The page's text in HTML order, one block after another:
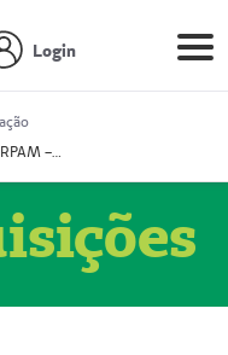
Login
Prestador CERPAM – Centro de Reabilitação S/S Ltda-ME (52004274-8)